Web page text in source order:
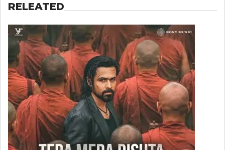
RELEATED